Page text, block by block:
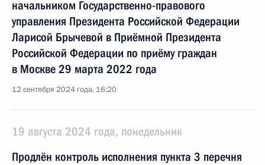
начальником Государственно-правового
управления Президента Российской Федерации
Ларисой Брычевой в Приёмной Президента
Российской Федерации по приёму граждан
в Москве 29 марта 2022 года
12 сентября 2024 года, 16:20
19 августа 2024 года, понедельник
Продлён контроль исполнения пункта 3 перечня